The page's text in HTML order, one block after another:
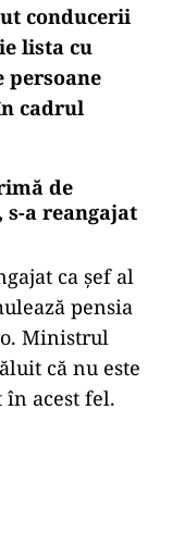
conducerii
lista cu
persoane
cadrul
de
s-a reangajat
ca șef al
pensia
Ministrul
că nu este
în acest fel.